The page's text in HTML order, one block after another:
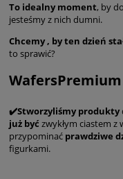
To idealny moment, by
jesteśmy z nich dumni.
Chcemy , by ten dzień
to sprawić?
WafersPremium
✔️Stworzyliśmy produkty
już być zwykłym ciastem
przypominać prawdziwe
figurkami.